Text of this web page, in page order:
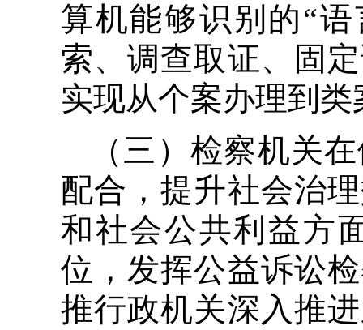
算机能够识别的“
索、调查取证、固
实现从个案办理到类
（三）检察机关
配合，提升社会治
和社会公共利益方
位，发挥公益诉讼
推行政机关深入推